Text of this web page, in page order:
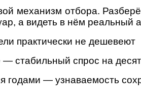
механизм отбора.
а видеть в нём реальный
практически не дешевеют
— стабильный спрос на
годами — узнаваемость